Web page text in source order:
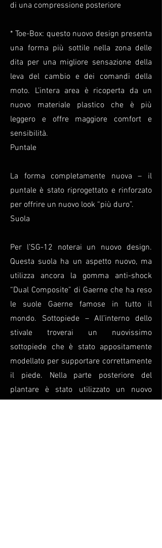
di una compressione posteriore
* Toe-Box: questo nuovo design presenta
una forma più sottile nella zona delle
dita per una migliore sensazione della
leva del cambio e dei comandi della
moto. L’intera area è ricoperta da un
nuovo materiale plastico che è più
leggero e offre maggiore comfort e
sensibilità.
Puntale
La forma completamente nuova – il
puntale è stato riprogettato e rinforzato
per offrire un nuovo look “più duro”.
Suola
Per l’SG-12 noterai un nuovo design.
Questa suola ha un aspetto nuovo, ma
utilizza ancora la gomma anti-shock
“Dual Composite” di Gaerne che ha reso
le suole Gaerne famose in tutto il
mondo. Sottopiede – All’interno dello
stivale troverai un nuovissimo
sottopiede che è stato appositamente
modellato per supportare correttamente
il piede. Nella parte posteriore del
plantare è stato utilizzato un nuovo